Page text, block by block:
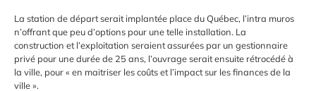
La station de départ serait implantée place du Québec, l’intra muros
n’offrant que peu d’options pour une telle installation. La
construction et l’exploitation seraient assurées par un gestionnaire
privé pour une durée de 25 ans, l’ouvrage serait ensuite rétrocédé à
la ville, pour « en maitriser les coûts et l’impact sur les finances de la
ville ».